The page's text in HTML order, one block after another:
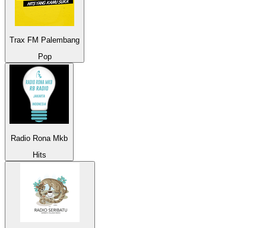
Trax FM Palembang
Pop
Radio Rona Mkb
Hits